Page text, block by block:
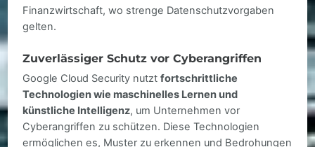
Finanzwirtschaft, wo strenge Datenschutzvorgaben
gelten.
Zuverlässiger Schutz vor Cyberangriffen
Google Cloud Security nutztfortschrittliche
Technologien wie maschinelles Lernen und
künstliche Intelligenz, um Unternehmen vor
Cyberangriffen zu schützen. Diese Technologien
ermöglichen es, Muster zu erkennen und Bedrohungen